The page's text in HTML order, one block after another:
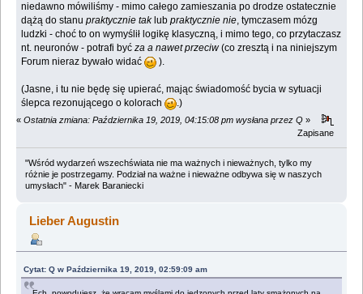
niedawno mówiliśmy - mimo całego zamieszania po drodze ostatecznie
dążą do stanupraktycznie taklubpraktycznie nie, tymczasem mózg
ludzki - choć to on wymyślił logikę klasyczną, i mimo tego, co przytaczasz
nt. neuronów - potrafi byćza a nawet przeciw(co zresztą i na niniejszym
Forum nieraz bywało widać
).
(Jasne, i tu nie będę się upierać, mając świadomość bycia w sytuacji
ślepca rezonującego o kolorach
.)
« Ostatnia zmiana: Października 19, 2019, 04:15:08 pm wysłana przez Q »
Zapisane
"Wśród wydarzeń wszechświata nie ma ważnych i nieważnych, tylko my
różnie je postrzegamy. Podział na ważne i nieważne odbywa się w naszych
umysłach" - Marek Baraniecki
Lieber Augustin
Cytat: Q w Października 19, 2019, 02:59:09 am